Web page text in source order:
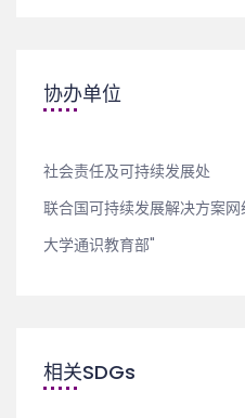
协办单位
社会责任及可持续发展处
联合国可持续发展解决方案
大学通识教育部"
相关SDGs